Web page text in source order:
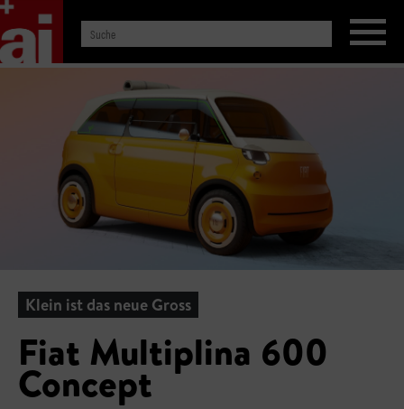
Klein ist das neue Gross
Fiat Multiplina 600
Concept